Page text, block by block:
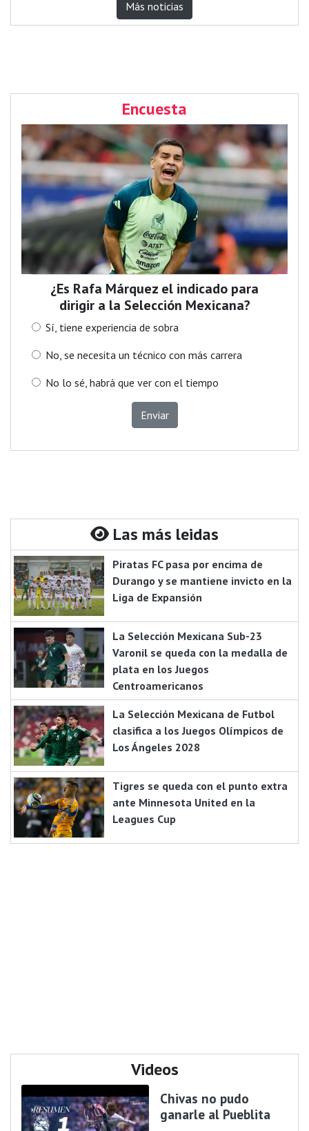
Más noticias
Encuesta
¿Es Rafa Márquez el indicado para
dirigir a la Selección Mexicana?
Sí, tiene experiencia de sobra
No, se necesita un técnico con más carrera
No lo sé, habrá que ver con el tiempo
Enviar
Las más leidas
Piratas FC pasa por encima de
Durango y se mantiene invicto en la
Liga de Expansión
La Selección Mexicana Sub-23
Varonil se queda con la medalla de
plata en los Juegos
Centroamericanos
La Selección Mexicana de Futbol
clasifica a los Juegos Olímpicos de
Los Ángeles 2028
Tigres se queda con el punto extra
ante Minnesota United en la
Leagues Cup
Videos
Chivas no pudo
ganarle al Pueblita